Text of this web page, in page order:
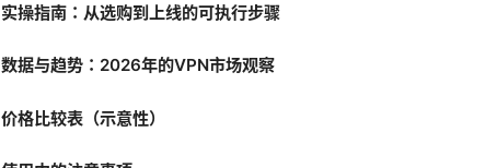
实操指南：从选购到上线的可执行步骤
数据与趋势：2026年的VPN市场观察
价格比较表（示意性）